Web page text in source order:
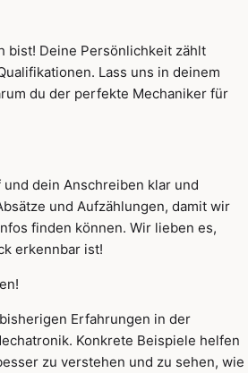
bist! Deine Persönlichkeit zählt
Lass uns in deinem
du der perfekte Mechaniker für
dein Anschreiben klar und
und Aufzählungen, damit wir
finden können. Wir lieben es,
erkennbar ist!
Erfahrungen in der
Konkrete Beispiele helfen
zu verstehen und zu sehen, wie